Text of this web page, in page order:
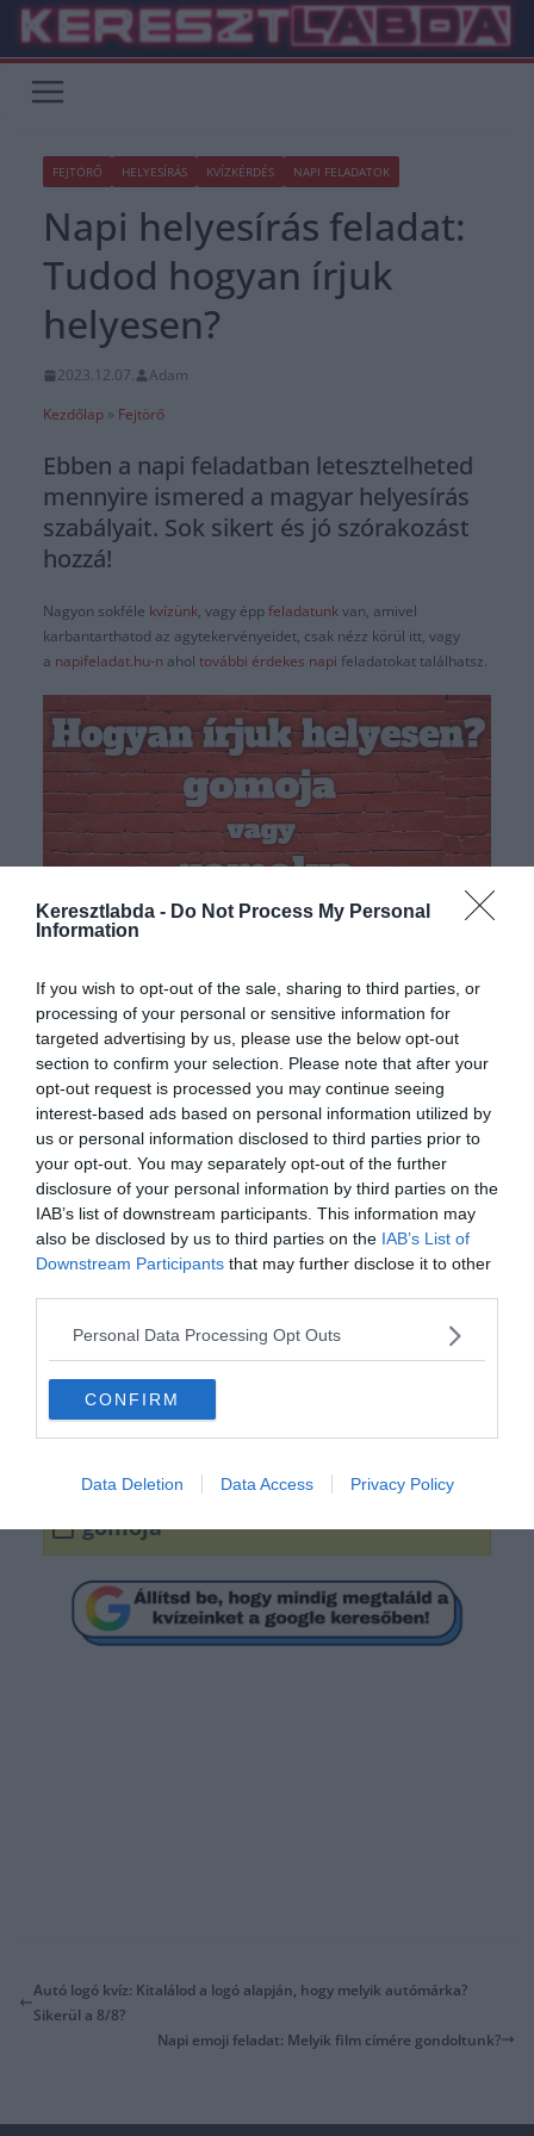
Keresztlabda - Do Not Process My Personal
Information
If you wish to opt-out of the sale, sharing to third parties, or
processing of your personal or sensitive information for
targeted advertising by us, please use the below opt-out
section to confirm your selection. Please note that after your
opt-out request is processed you may continue seeing
interest-based ads based on personal information utilized by
us or personal information disclosed to third parties prior to
your opt-out. You may separately opt-out of the further
disclosure of your personal information by third parties on the
IAB’s list of downstream participants. This information may
also be disclosed by us to third parties on the IAB’s List of
Downstream Participants that may further disclose it to other
Personal Data Processing Opt Outs
CONFIRM
Data Deletion Data Access Privacy Policy
Skip
content
FEJTÖRŐ HELYESÍRÁS KVÍZKÉRDÉS NAPI FELADATOK
Napi helyesírás feladat:
Tudod hogyan írjuk
helyesen?
2023.12.07.
Adam
Kezdőlap » Fejtörő
Ebben a napi feladatban letesztelheted
mennyire ismered a magyar helyesírás
szabályait. Sok sikert és jó szórakozást
hozzá!
Nagyon sokféle kvízünk, vagy éppfeladatunkvan, amivel
karbantarthatod az agytekervényeidet, csak nézz körül itt, vagy
a napifeladat.hu-n ahol további érdekes napi feladatokat találhatsz.
Tudod hogyan írjuk
helyesen?
gomoja
Autó logó kvíz: Kitalálod a logó alapján, hogy melyik autómárka?
Sikerül a 8/8?
Napi emoji feladat: Melyik film címére gondoltunk?